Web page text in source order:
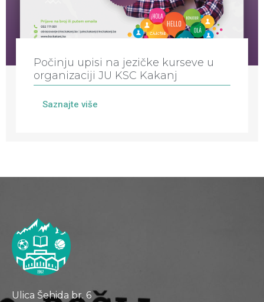
Počinju upisi na jezičke kurseve u
organizaciji JU KSC Kakanj
Saznajte više
Ulica Šehida br. 6